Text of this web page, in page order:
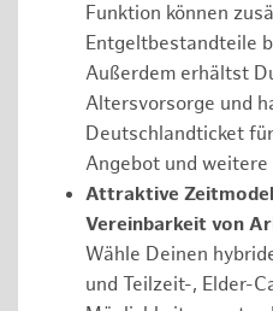
Funktion können
Entgeltbestandteile
Außerdem erhältst
Altersvorsorge und
Deutschlandticket
Angebot und
Attraktive
Vereinbarkeit von
Wähle Deinen
und Teilzeit-, Elder-